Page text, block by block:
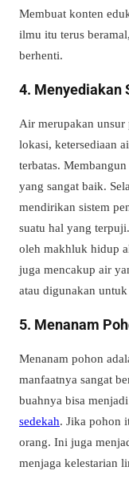
Membuat konten
ilmu itu terus
berhenti.
4. Menyediakan
Air merupakan
lokasi, ketersediaan
terbatas.
yang sangat baik.
mendirikan sistem
suatu hal yang terpuji.
oleh makhluk hidup
juga mencakup air
atau digunakan
5. Menanam
Menanam pohon
manfaatnya sangat
buahnya bisa
sedekah. Jika pohon
orang. Ini juga
menjaga kelestarian